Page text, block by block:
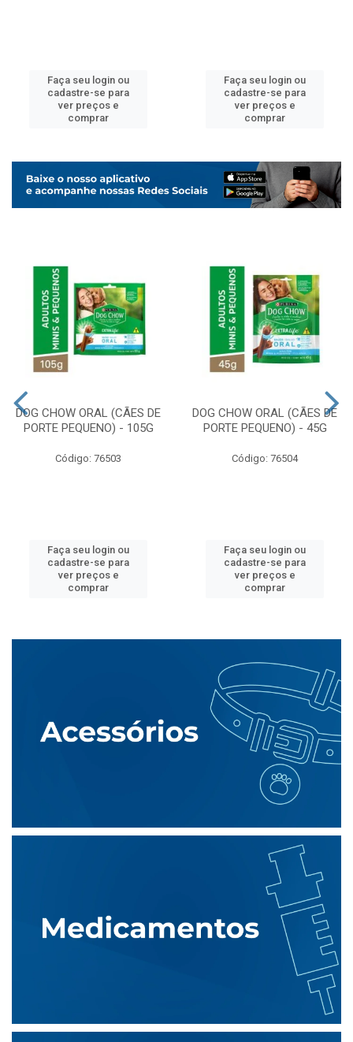
Faça seu login ou
cadastre-se para
ver preços e
comprar
Faça seu login ou
cadastre-se para
ver preços e
comprar
DOG CHOW ORAL (CÃES DE
PORTE PEQUENO) - 105G
Código: 76503
Faça seu login ou
cadastre-se para
ver preços e
comprar
DOG CHOW ORAL (CÃES DE
PORTE PEQUENO) - 45G
Código: 76504
Faça seu login ou
cadastre-se para
ver preços e
comprar